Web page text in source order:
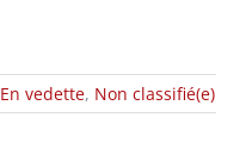
En vedette, Non classifié(e)